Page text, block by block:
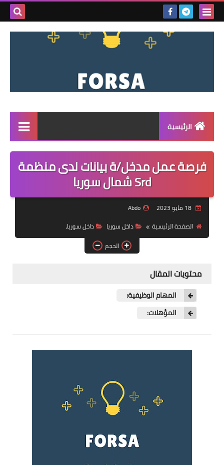
بحث
الرئيسية
القائمة
مناقصات
فرص عمل داخل سوريا
فرص عمل في العراق
فرص عمل في اليمن
فرصة عمل مدخل/ة بيانات لدى منظمة
Srd شمال سوريا
18 مايو 2023
Abdo
الصفحة الرئيسية
داخل سوريا
داخل سوريا،
الحجم
محتويات المقال
المهام الوظيفية:
المؤهلات: